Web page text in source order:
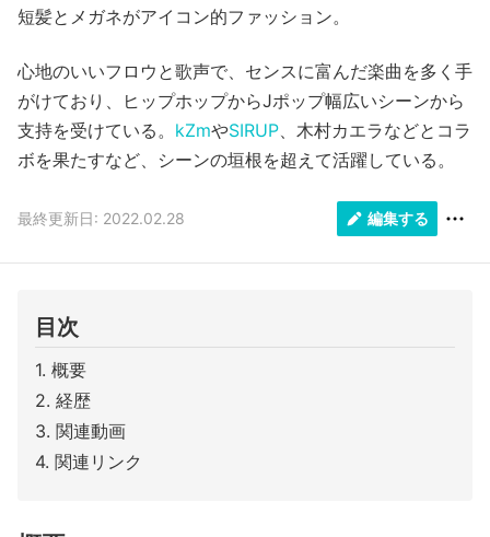
短髪とメガネがアイコン的ファッション。
心地のいいフロウと歌声で、センスに富んだ楽曲を多く手
がけており、ヒップホップからJポップ幅広いシーンから
支持を受けている。 kZmやSIRUP 、木村カエラなどとコラ
ボを果たすなど、シーンの垣根を超えて活躍している。
最終更新日: 2022.02.28 編集する
目次
概要
経歴
関連動画
関連リンク